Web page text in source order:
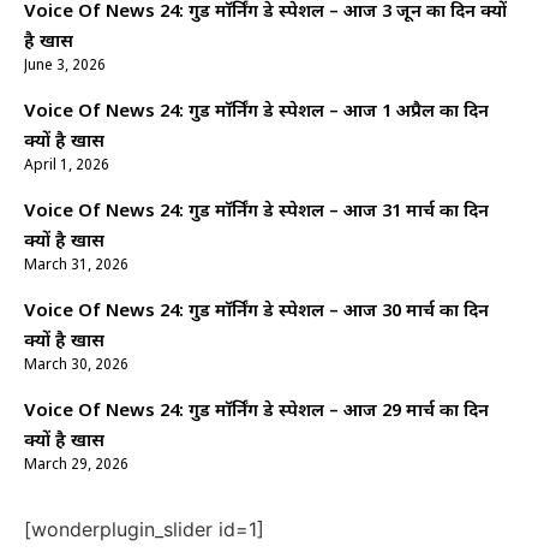
Voice Of News 24: गुड माॅर्निंग डे स्पेशल – आज 3 जून का दिन क्यों
है खास
June 3, 2026
Voice Of News 24: गुड माॅर्निंग डे स्पेशल – आज 1 अप्रैल का दिन
क्यों है खास
April 1, 2026
Voice Of News 24: गुड माॅर्निंग डे स्पेशल – आज 31 मार्च का दिन
क्यों है खास
March 31, 2026
Voice Of News 24: गुड माॅर्निंग डे स्पेशल – आज 30 मार्च का दिन
क्यों है खास
March 30, 2026
Voice Of News 24: गुड माॅर्निंग डे स्पेशल – आज 29 मार्च का दिन
क्यों है खास
March 29, 2026
[wonderplugin_slider id=1]